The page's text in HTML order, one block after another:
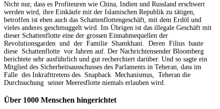
Nicht nur, dass es Profiteuren wie China, Indien und Russland erschwert
werden wird, ihre Einkäufe mit der Islamischen Republik zu tätigen,
betroffen ist eben auch das Schattenflottengeschäft, mit dem Erdöl und
vieles anderes geschmuggelt wird. Im Übrigen ist das illegale Geschäft mit
dieser Schattenflotte eine der grossen Einnahmequellen der
Revolutionsgarden und der Familie Shamkhani. Deren Filius baute
diese Schattenflotte vor Jahren auf. Der Nachrichtensender Bloomberg
berichtete sehr ausführlich und gut recherchiert darüber. Und so sagte ein
Mitglied des Sicherheitsausschusses des Parlaments in Teheran, dass im
Falle des Inkrafttretens des Snapback Mechanismus, Teheran die
Durchsuchung seiner Meeresflotte niemals erlauben wird.
Über 1000 Menschen hingerichtet